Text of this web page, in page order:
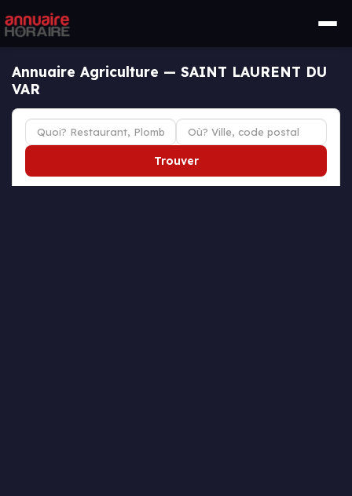
Annuaire Agriculture — SAINT LAURENT DU
VAR
Trouver